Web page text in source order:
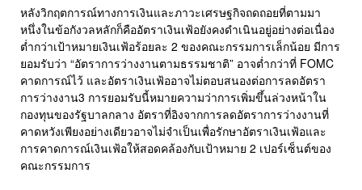
หลังวิกฤตการณ์ทางการเงินและภาวะเศรษฐกิจถดถอยที่ตามมา
หนึ่งในข้อกังวลหลักก็คืออัตราเงินเฟ้อยังคงดำเนินอยู่อย่างต่อเนื่อง
ต่ำกว่าเป้าหมายเงินเฟ้อร้อยละ 2 ของคณะกรรมการเล็กน้อย มีการ
ยอมรับว่า “อัตราการว่างงานตามธรรมชาติ” อาจต่ำกว่าที่ FOMC
คาดการณ์ไว้ และอัตราเงินเฟ้ออาจไม่ตอบสนองต่อการลดอัตรา
การว่างงาน3 การยอมรับนี้หมายความว่าการเพิ่มขึ้นล่วงหน้าใน
กองทุนของรัฐบาลกลาง อัตราที่อิงจากการลดอัตราการว่างงานที่
คาดหวังเพียงอย่างเดียวอาจไม่จำเป็นเพื่อรักษาอัตราเงินเฟ้อและ
การคาดการณ์เงินเฟ้อให้สอดคล้องกับเป้าหมาย 2 เปอร์เซ็นต์ของ
คณะกรรมการ